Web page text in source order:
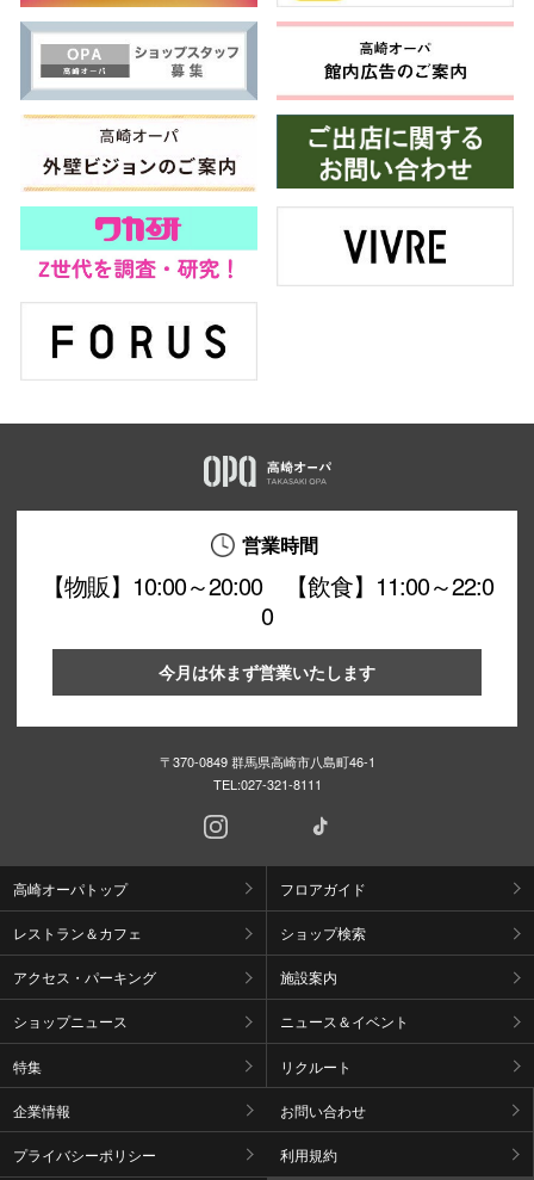
営業時間
【物販】10:00～20:00 【飲食】11:00～22:0
0
今月は休まず営業いたします
〒370-0849 群馬県高崎市八島町46-1
TEL:027-321-8111
高崎オーパトップ フロアガイド
レストラン＆カフェ ショップ検索
アクセス・パーキング 施設案内
ショップニュース ニュース＆イベント
特集 リクルート
企業情報 お問い合わせ
プライバシーポリシー 利用規約